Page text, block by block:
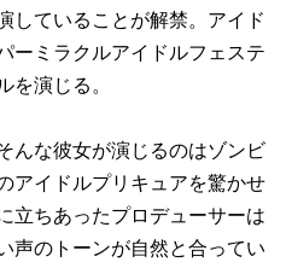
していることが解禁。アイド
ーミラクルアイドルフェステ
演じる。
んな彼女が演じるのはゾンビ
アイドルプリキュアを驚かせ
立ちあったプロデューサーは
声のトーンが自然と合ってい